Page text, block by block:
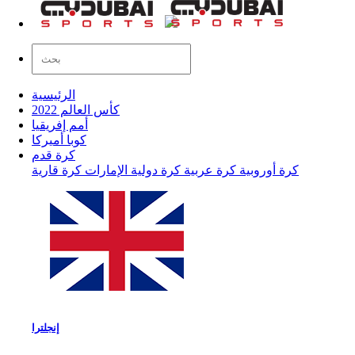
الرئيسية
كأس العالم 2022
أمم إفريقيا
كوبا أميركا
كرة قدم
كرة أوروبية كرة عربية كرة دولية الإمارات كرة قارية
إنجلترا